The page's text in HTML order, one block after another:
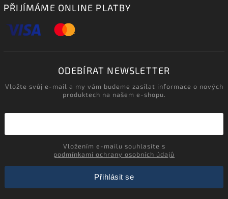
PŘIJÍMÁME ONLINE PLATBY
ODEBÍRAT NEWSLETTER
Vložte svůj e-mail a my vám budeme zasílat informace o nových
produktech na našem e-shopu.
podmínkami ochrany osobních údajů
Přihlásit se